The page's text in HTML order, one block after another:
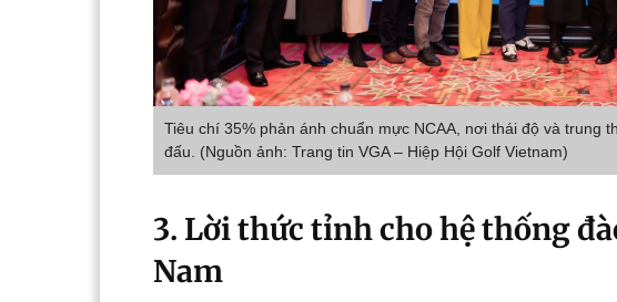
Tiêu chí 35% phản ánh chuẩn mực NCAA, nơi thái độ và trung
đấu. (Nguồn ảnh: Trang tin VGA – Hiệp Hội Golf Vietnam)
3. Lời thức tỉnh cho hệ thống
Nam